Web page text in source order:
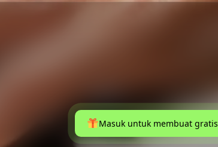
Masuk untuk membuat gratis